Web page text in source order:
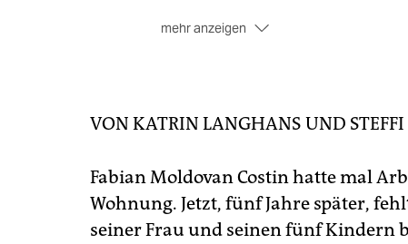
mehr anzeigen
VON KATRIN LANGHANS UND
Fabian Moldovan Costin hatte mal
Wohnung. Jetzt, fünf Jahre später,
seiner Frau und seinen fünf Kindern